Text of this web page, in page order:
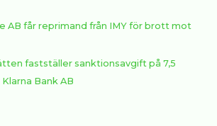
AB får reprimand från IMY för brott mot
fastställer sanktionsavgift på 7,5
Bank AB